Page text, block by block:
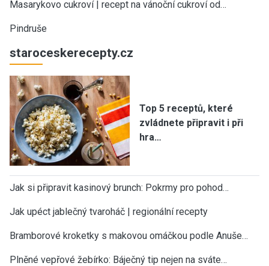
Masarykovo cukroví | recept na vánoční cukroví od…
Pindruše
staroceskerecepty.cz
Top 5 receptů, které
zvládnete připravit i při
hra…
Jak si připravit kasinový brunch: Pokrmy pro pohod…
Jak upéct jablečný tvaroháč | regionální recepty
Bramborové kroketky s makovou omáčkou podle Anuše…
Plněné vepřové žebírko: Báječný tip nejen na sváte…